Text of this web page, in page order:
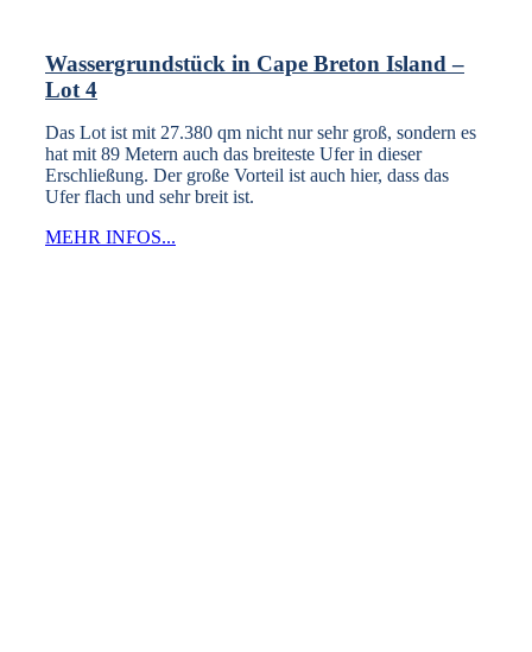
Wassergrundstück in Cape Breton Island –
Lot 4
Das Lot ist mit 27.380 qm nicht nur sehr groß, sondern es
hat mit 89 Metern auch das breiteste Ufer in dieser
Erschließung. Der große Vorteil ist auch hier, dass das
Ufer flach und sehr breit ist.
MEHR INFOS...